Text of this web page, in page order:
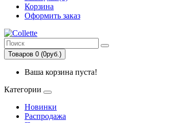
Корзина
Оформить заказ
Товаров 0 (0руб.)
Ваша корзина пуста!
Категории
Новинки
Распродажа